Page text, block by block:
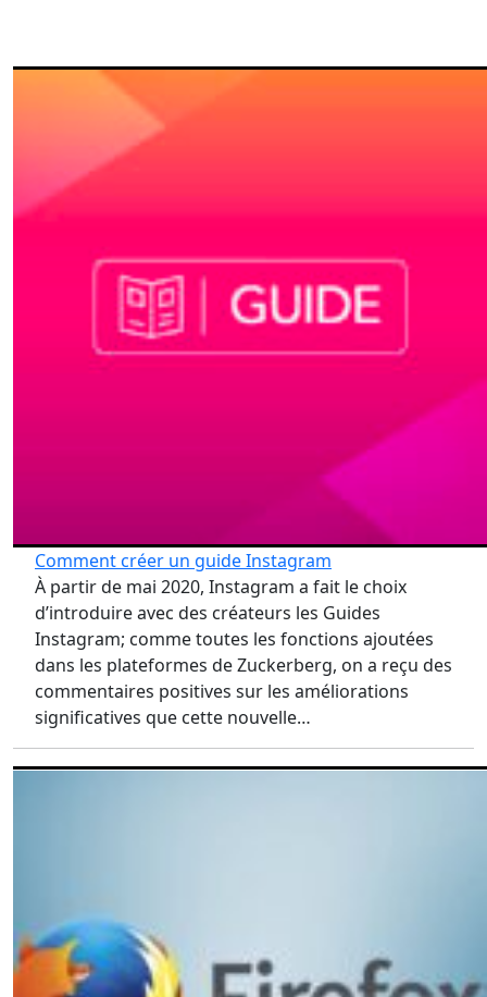
Comment créer un guide Instagram
À partir de mai 2020, Instagram a fait le choix
d’introduire avec des créateurs les Guides
Instagram; comme toutes les fonctions ajoutées
dans les plateformes de Zuckerberg, on a reçu des
commentaires positives sur les améliorations
significatives que cette nouvelle…